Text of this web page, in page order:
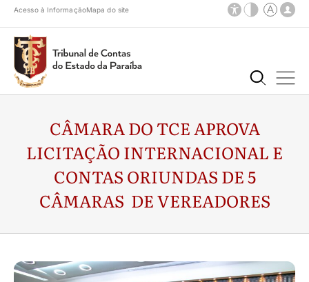
Acesso à InformaçãoMapa do site
CÂMARA DO TCE APROVA
LICITAÇÃO INTERNACIONAL E
CONTAS ORIUNDAS DE 5
CÂMARAS DE VEREADORES